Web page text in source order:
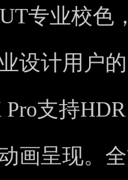
专业校色
设计用户
Pro支持
画呈现。